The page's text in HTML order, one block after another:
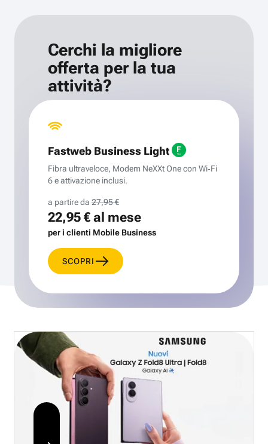
Cerchi la migliore
offerta per la tua
attività?
Fastweb Business Light
Fibra ultraveloce, Modem NeXXt One con Wi‑Fi
6 e attivazione inclusi.
a partire da 27,95 €
22,95 €al mese
per i clienti Mobile Business
SCOPRI